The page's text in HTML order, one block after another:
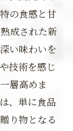
の食感と甘
成された新
い味わいを
技術を感じ
層高めま
、単に食品
り物となる